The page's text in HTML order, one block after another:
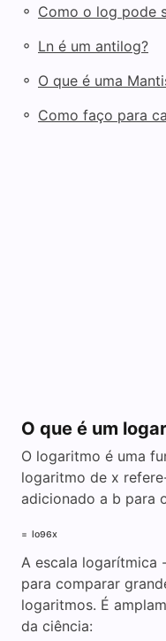
◦ Como o log pode
◦ Ln é um antilog?
◦ O que é uma
◦ Como faço para
O que é um
O logaritmo é uma
logaritmo de x
adicionado a b para
₌ ₗₒ₉₆ₓ
A escala logarítmica
para comparar
logaritmos. É
da ciência: